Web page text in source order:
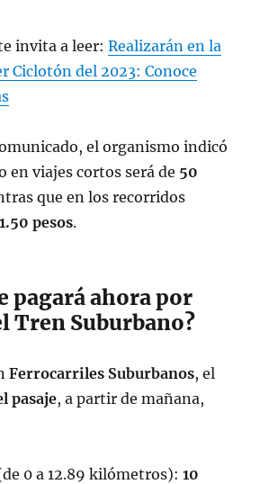
invita a leer:Realizarán en la
Ciclotón del 2023: Conoce
el organismo indicó
en viajes cortos será de 50
que en los recorridos
pesos.
pagará ahora por
Tren Suburbano?
Ferrocarriles Suburbanos, el
pasaje, a partir de mañana,
0 a 12.89 kilómetros):10